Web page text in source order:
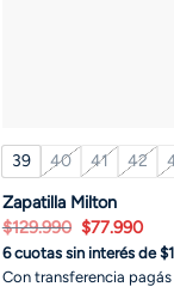
39 40 41 42
Zapatilla Milton
$129.990 El
precio
original
era:
$129.990.
$77.990El
es:
6 cuotas sin interés de
Con transferencia pagás